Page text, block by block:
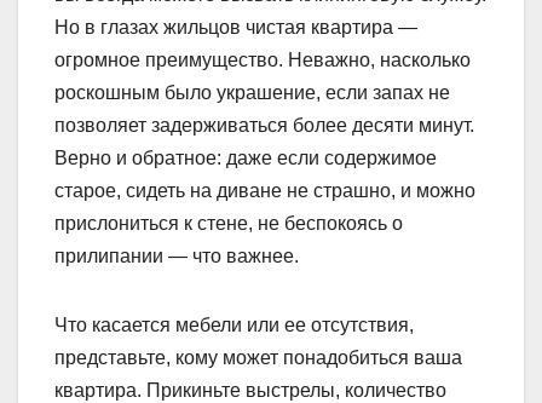
Но в глазах жильцов чистая квартира —
огромное преимущество. Неважно, насколько
роскошным было украшение, если запах не
позволяет задерживаться более десяти минут.
Верно и обратное: даже если содержимое
старое, сидеть на диване не страшно, и можно
прислониться к стене, не беспокоясь о
прилипании — что важнее.
Что касается мебели или ее отсутствия,
представьте, кому может понадобиться ваша
квартира. Прикиньте выстрелы, количество